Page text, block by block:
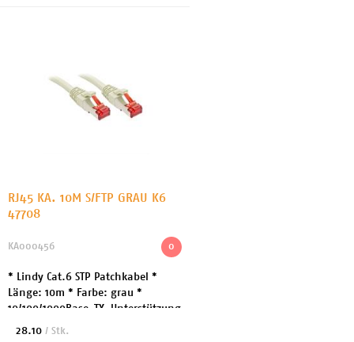
RJ45 KA. 10M S/FTP GRAU K6
47708
0
KA000456
* Lindy Cat.6 STP Patchkabel *
Länge: 10m * Farbe: grau *
10/100/1000Base-TX-Unterstützung
* Kategorie 6, 26AWG, Gigabit
28.10 / Stk.